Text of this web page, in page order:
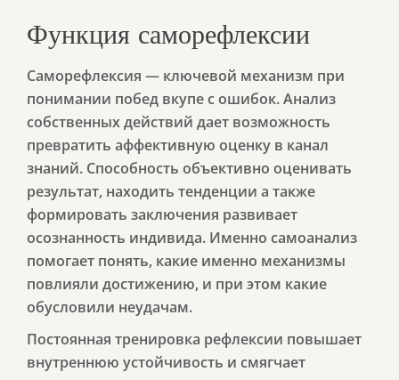
Функция саморефлексии
Саморефлексия — ключевой механизм при
понимании побед вкупе с ошибок. Анализ
собственных действий дает возможность
превратить аффективную оценку в канал
знаний. Способность объективно оценивать
результат, находить тенденции а также
формировать заключения развивает
осознанность индивида. Именно самоанализ
помогает понять, какие именно механизмы
повлияли достижению, и при этом какие
обусловили неудачам.
Постоянная тренировка рефлексии повышает
внутреннюю устойчивость и смягчает